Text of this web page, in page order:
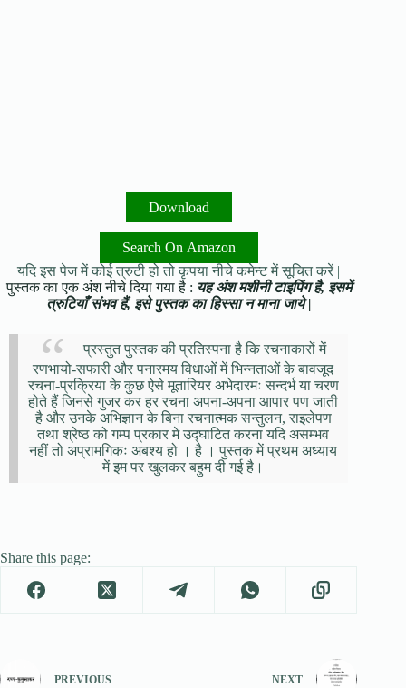
Download
Search On Amazon
यदि इस पेज में कोई त्रुटी हो तो कृपया नीचे कमेन्ट में सूचित करें |
पुस्तक का एक अंश नीचे दिया गया है : यह अंश मशीनी टाइपिंग है, इसमें
त्रुटियाँ संभव हैं, इसे पुस्तक का हिस्सा न माना जाये |
प्रस्तुत पुस्तक की प्रतिस्पना है कि रचनाकारों में
रणभायो-सफारी और पनारमय विधाओं में भिन्नताओं के बावजूद
रचना-प्रक्रिया के कुछ ऐसे मूतारियर अभेदारमः सन्दर्भ या चरण
होते हैं जिनसे गुजर कर हर रचना अपना-अपना आपार पण जाती
है और उनके अभिज्ञान के बिना रचनात्मक सन्तुलन, राइलेपण
तथा श्रेष्ठ को गम्प प्रकार मे उद्घाटित करना यदि असम्भव
नहीं तो अप्रामगिकः अबश्य हो । है । पुस्तक में प्रथम अध्याय
में इम पर खुलकर बहुम दी गई है।
Share this page:
PREVIOUS NEXT